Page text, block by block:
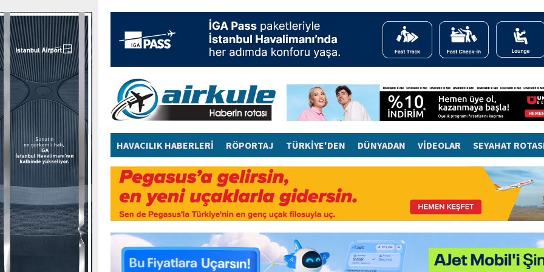
HAVACILIK HABERLERİ RÖPORTAJ TÜRKİYE'DEN DÜNYADAN VİDEOLAR SEYAHAT